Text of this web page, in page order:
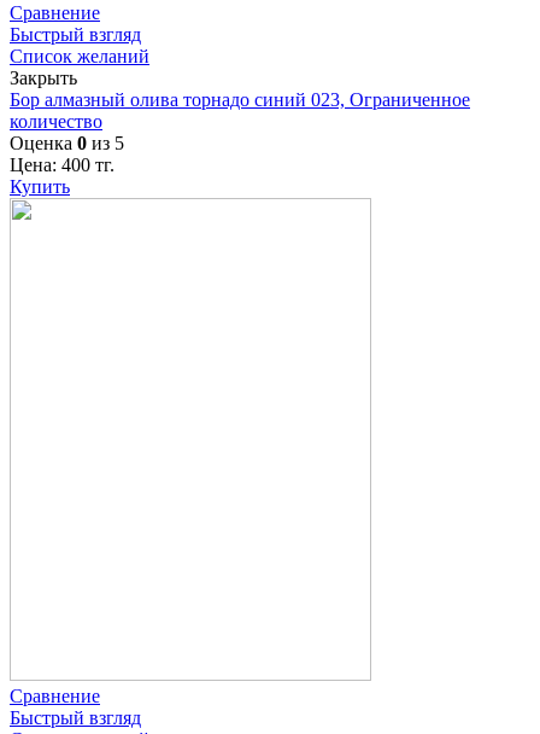
Сравнение
Быстрый взгляд
Список желаний
Закрыть
Бор алмазный олива торнадо синий 023, Ограниченное
количество
Оценка 0 из 5
Цена: 400 тг.
Купить
Сравнение
Быстрый взгляд